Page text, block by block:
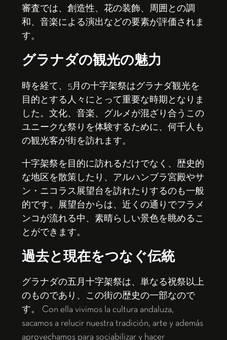
審査では、創造性、花の装飾、周囲との調
和、音楽による演出などの要素が評価されま
す。
グラナダの観光の魅力
時を経て、5月の十字架祭はグラナダ観光を
目的とする人々にとって重要な時期となりま
した。文化、音楽、グルメが混ざり合うこの
ユニークな祭りを体験するために、何千人も
の観光客が街を訪れます。
十字架祭を目的に訪れるだけでなく、歴史的
な地区を散策したり、アルハンブラ宮殿やサ
ン・ニコラス展望台を訪れたりするのも一般
的です。展望台からは、近くの通りでフラメ
ンコが流れる中、素晴らしい景色を眺めるこ
とができます。
過去と現在をつなぐ伝統
グラナダの五月十字架祭は、単なる祝祭以上
のものであり、この街の歴史の一部なので
す。 Con ella vivimos la cultura andaluza,
sacamos a relucir nuestra tradición, arte y además
aprovechamos para sociabilizar y hacer